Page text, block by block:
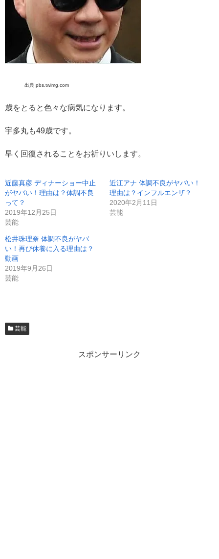
出典 pbs.twimg.com
歳をとると色々な病気になります。
宇多丸も49歳です。
早く回復されることをお祈りいします。
近藤真彦 ディナーショー中止
がヤバい！理由は？体調不良
って？
2019年12月25日
芸能
近江アナ 体調不良がヤバい！
理由は？インフルエンザ？
2020年2月11日
芸能
松井珠理奈 体調不良がヤバ
い！再び休養に入る理由は？
動画
2019年9月26日
芸能
芸能
スポンサーリンク